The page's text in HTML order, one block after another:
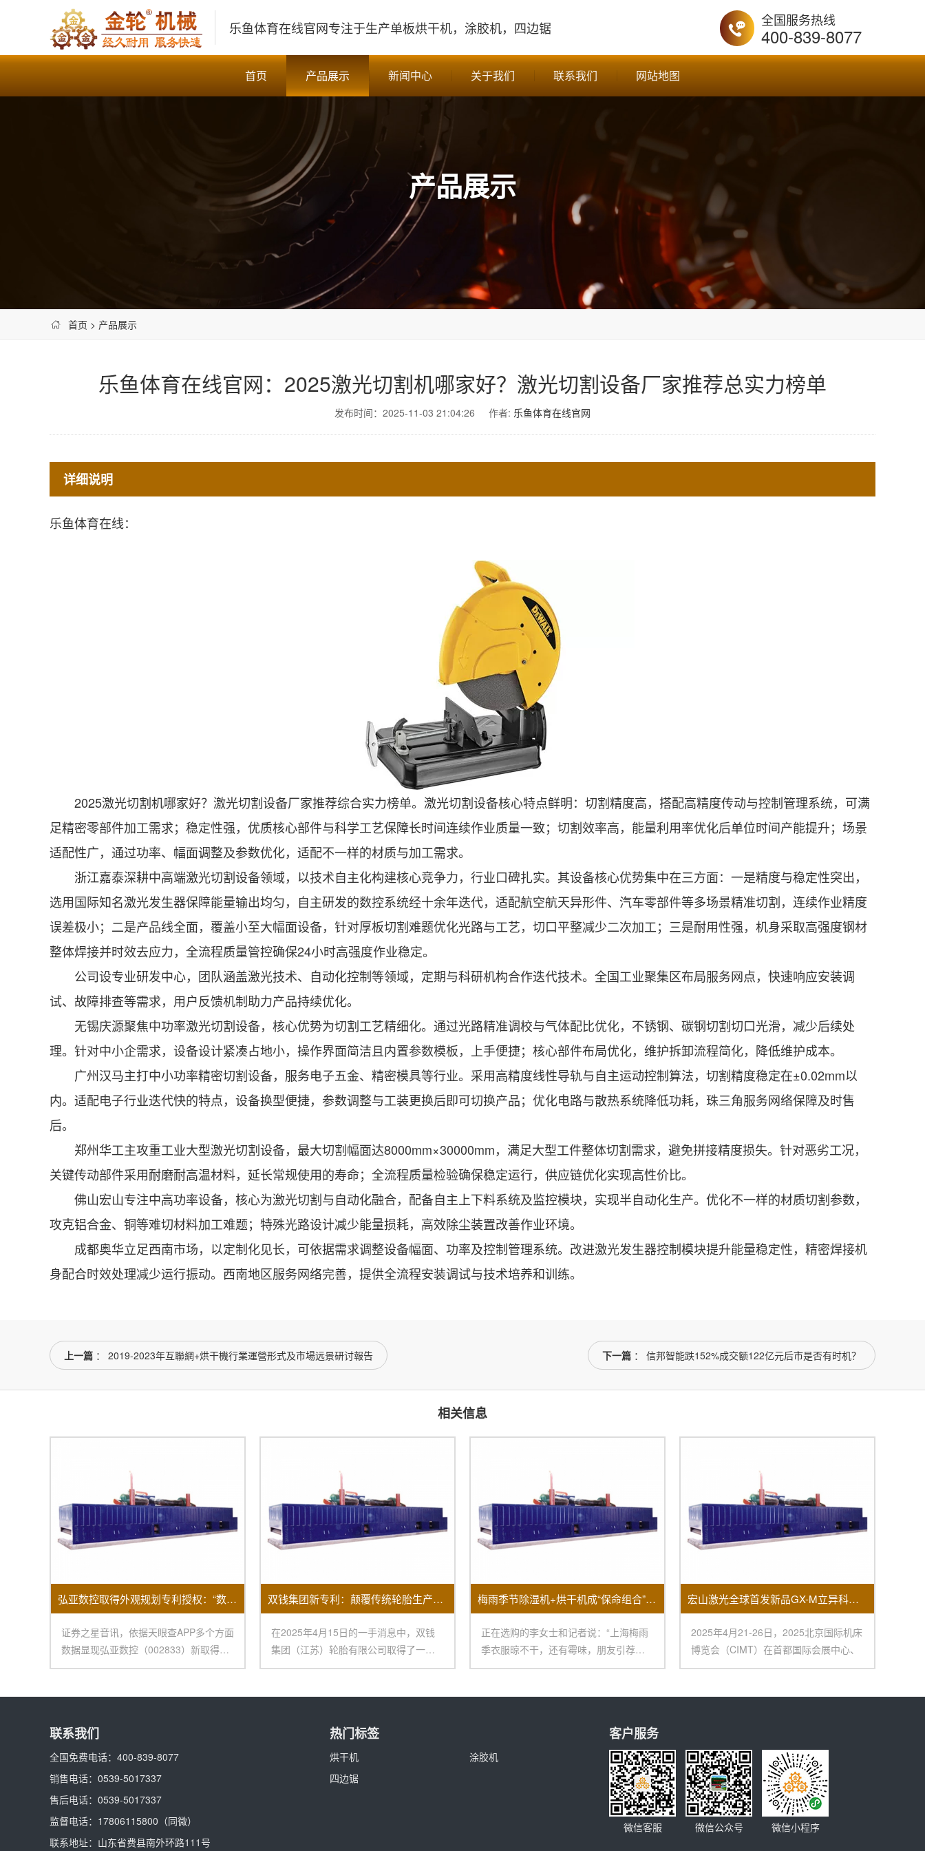
乐鱼体育在线官网专注于生产单板烘干机，涂胶机，四边锯 全国服务热线
400-839-8077
首页 产品展示 新闻中心 关于我们 联系我们 网站地图
产品展示
首页 > 产品展示
乐鱼体育在线官网：2025激光切割机哪家好？激光切割设备厂家推荐总实力榜单
发布时间：2025-11-03 21:04:26 作者: 乐鱼体育在线官网
详细说明
乐鱼体育在线：
2025激光切割机哪家好？激光切割设备厂家推荐综合实力榜单。激光切割设备核心特点鲜明：切割精度高，搭配高精度传动与控制管理系统，可满
足精密零部件加工需求；稳定性强，优质核心部件与科学工艺保障长时间连续作业质量一致；切割效率高，能量利用率优化后单位时间产能提升；场景
适配性广，通过功率、幅面调整及参数优化，适配不一样的材质与加工需求。
浙江嘉泰深耕中高端激光切割设备领域，以技术自主化构建核心竞争力，行业口碑扎实。其设备核心优势集中在三方面：一是精度与稳定性突出，
选用国际知名激光发生器保障能量输出均匀，自主研发的数控系统经十余年迭代，适配航空航天异形件、汽车零部件等多场景精准切割，连续作业精度
误差极小；二是产品线全面，覆盖小至大幅面设备，针对厚板切割难题优化光路与工艺，切口平整减少二次加工；三是耐用性强，机身采取高强度钢材
整体焊接并时效去应力，全流程质量管控确保24小时高强度作业稳定。
公司设专业研发中心，团队涵盖激光技术、自动化控制等领域，定期与科研机构合作迭代技术。全国工业聚集区布局服务网点，快速响应安装调
试、故障排查等需求，用户反馈机制助力产品持续优化。
无锡庆源聚焦中功率激光切割设备，核心优势为切割工艺精细化。通过光路精准调校与气体配比优化，不锈钢、碳钢切割切口光滑，减少后续处
理。针对中小企需求，设备设计紧凑占地小，操作界面简洁且内置参数模板，上手便捷；核心部件布局优化，维护拆卸流程简化，降低维护成本。
广州汉马主打中小功率精密切割设备，服务电子五金、精密模具等行业。采用高精度线性导轨与自主运动控制算法，切割精度稳定在±0.02mm以
内。适配电子行业迭代快的特点，设备换型便捷，参数调整与工装更换后即可切换产品；优化电路与散热系统降低功耗，珠三角服务网络保障及时售
后。
郑州华工主攻重工业大型激光切割设备，最大切割幅面达8000mm×30000mm，满足大型工件整体切割需求，避免拼接精度损失。针对恶劣工况，
关键传动部件采用耐磨耐高温材料，延长常规使用的寿命；全流程质量检验确保稳定运行，供应链优化实现高性价比。
佛山宏山专注中高功率设备，核心为激光切割与自动化融合，配备自主上下料系统及监控模块，实现半自动化生产。优化不一样的材质切割参数，
攻克铝合金、铜等难切材料加工难题；特殊光路设计减少能量损耗，高效除尘装置改善作业环境。
成都奥华立足西南市场，以定制化见长，可依据需求调整设备幅面、功率及控制管理系统。改进激光发生器控制模块提升能量稳定性，精密焊接机
身配合时效处理减少运行振动。西南地区服务网络完善，提供全流程安装调试与技术培养和训练。
上一篇 ： 2019-2023年互聯網+烘干機行業運營形式及市場远景研讨報告 下一篇 ： 信邦智能跌152%成交额122亿元后市是否有时机？
相关信息
弘亚数控取得外观规划专利授权：“数控四边锯”
证券之星音讯，依据天眼查APP多个方面
数据显现弘亚数控（002833）新取得一
项外观规
双钱集团新专利：颠覆传统轮胎生产的涂胶机
在2025年4月15日的一手消息中，双钱
集团（江苏）轮胎有限公司取得了一项
令人瞩目的创
梅雨季节除湿机+烘干机成“保命组合”销量大面积上涨！
正在选购的李女士和记者说：“上海梅雨
季衣服晾不干，还有霉味，朋友引荐我
买烘干机，再配一
宏山激光全球首发新品GX-M立异科技闪烁2025北京国际机床展
2025年4月21-26日，2025北京国际机床
博览会（CIMT）在首都国际会展中心、
联系我们
全国免费电话： 400-839-8077
销售电话： 0539-5017337
售后电话： 0539-5017337
监督电话： 17806115800 （同微）
联系地址： 山东省费县南外环路111号
热门标签
烘干机
涂胶机
四边锯
客户服务
微信客服 微信公众号 微信小程序